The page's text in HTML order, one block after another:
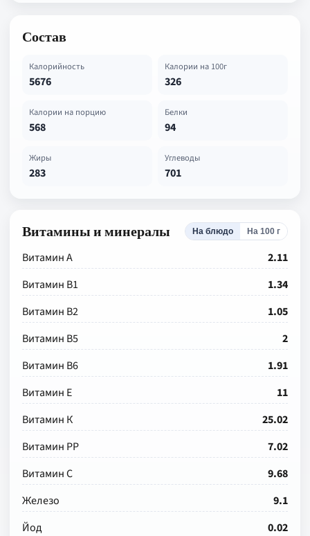
Состав
Калорийность
5676
Калории на 100г
326
Калории на порцию
568
Белки
94
Жиры
283
Углеводы
701
Витамины и минералы На блюдо На 100 г
Витамин А
2.11
Витамин В1
1.34
Витамин В2
1.05
Витамин В5
2
Витамин В6
1.91
Витамин Е
11
Витамин К
25.02
Витамин РР
7.02
Витамин С
9.68
Железо
9.1
Йод
0.02